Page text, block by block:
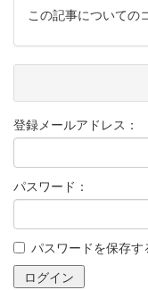
この記事についての
登録メールアドレス：
パスワード：
パスワードを保存す